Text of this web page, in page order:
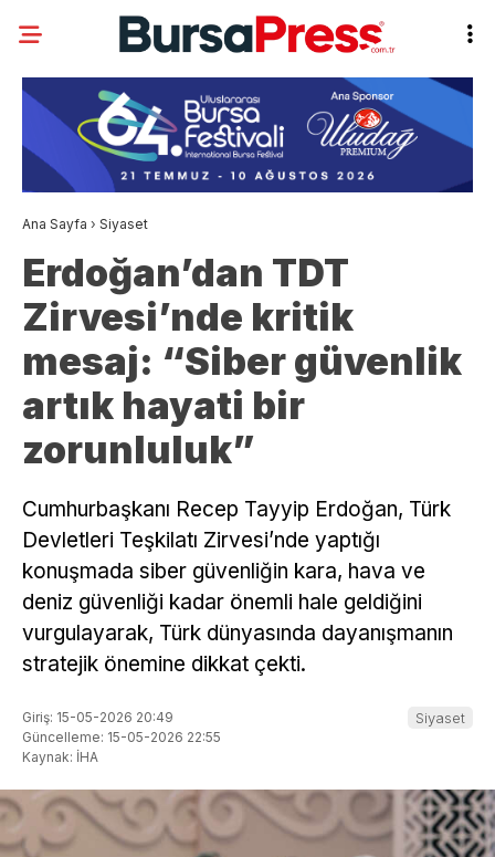
Ana Sayfa › Siyaset
Erdoğan’dan TDT
Zirvesi’nde kritik
mesaj: “Siber güvenlik
artık hayati bir
zorunluluk”
Cumhurbaşkanı Recep Tayyip Erdoğan, Türk
Devletleri Teşkilatı Zirvesi’nde yaptığı
konuşmada siber güvenliğin kara, hava ve
deniz güvenliği kadar önemli hale geldiğini
vurgulayarak, Türk dünyasında dayanışmanın
stratejik önemine dikkat çekti.
Giriş: 15-05-2026 20:49
Güncelleme: 15-05-2026 22:55
Kaynak: İHA
Siyaset